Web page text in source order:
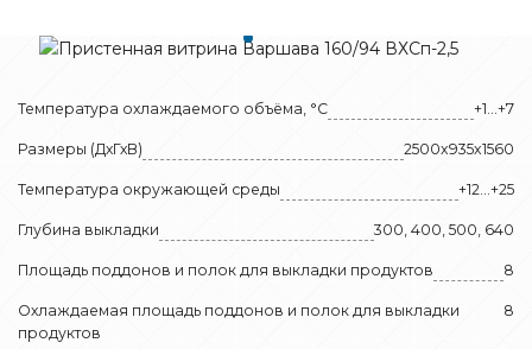
Температура охлаждаемого объёма, °C +1...+7
Размеры (ДхГхВ) 2500x935x1560
Температура окружающей среды +12…+25
Глубина выкладки 300, 400, 500, 640
Площадь поддонов и полок для выкладки продуктов 8
Охлаждаемая площадь поддонов и полок для выкладки
продуктов
8